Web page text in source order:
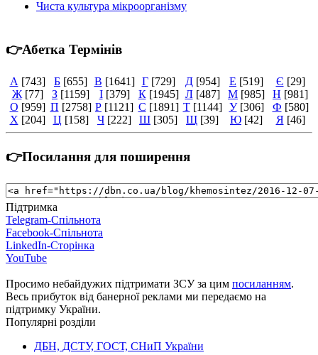
Чиста культура мікроорганізму
👉Абетка Термінів
А [743] Б [655] В [1641] Г [729] Д [954] Е [519] Є [29]
Ж [77] З [1159] І [379] К [1945] Л [487] М [985] Н [981]
О [959] П [2758] Р [1121] С [1891] Т [1144] У [306] Ф [580]
Х [204] Ц [158] Ч [222] Ш [305] Щ [39] Ю [42] Я [46]
👉Посилання для поширення
Підтримка
Telegram-Спільнота
Facebook-Спільнота
LinkedIn-Сторінка
YouTube
Просимо небайдужих підтримати ЗСУ за цим посиланням.
Весь прибуток від банерної реклами ми передаємо на
підтримку України.
Популярні розділи
ДБН, ДСТУ, ГОСТ, СНиП України